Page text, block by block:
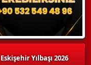
Eskişehir Yılbaşı 2026